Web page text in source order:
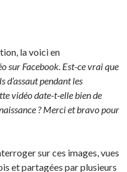
la voici en
sur Facebook. Est-ce vrai que
d’assaut pendant les
vidéo date-t-elle bien de
? Merci et bravo pour
sur ces images, vues
et partagées par plusieurs